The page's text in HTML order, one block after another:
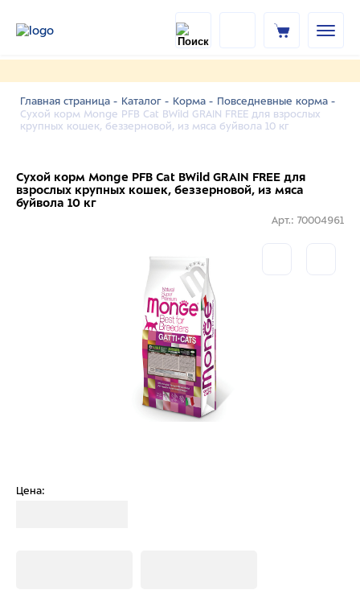
Главная страница - Каталог - Корма - Повседневные корма -
Сухой корм Monge PFB Cat BWild GRAIN FREE для взрослых
крупных кошек, беззерновой, из мяса буйвола 10 кг
Сухой корм Monge PFB Cat BWild GRAIN FREE для
взрослых крупных кошек, беззерновой, из мяса
буйвола 10 кг
Арт.: 70004961
Цена: